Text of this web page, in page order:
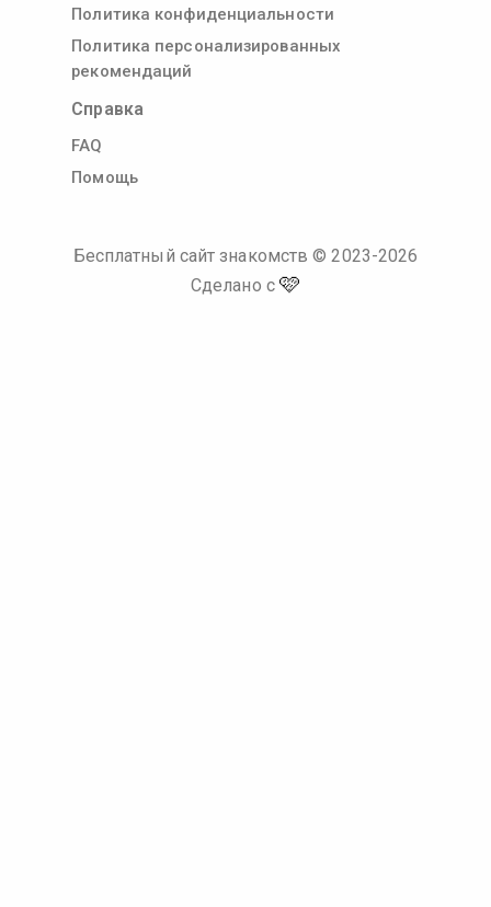
Политика конфиденциальности
Политика персонализированных
рекомендаций
Справка
FAQ
Помощь
Бесплатный сайт знакомств © 2023-2026
Сделано с 🩷